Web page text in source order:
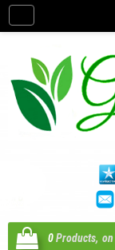
0Products, on